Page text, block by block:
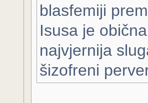
blasfemiji
Isusa je
najvjernija
šizofreni